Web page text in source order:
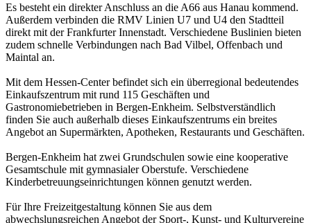
Es besteht ein direkter Anschluss an die A66 aus Hanau kommend.
Außerdem verbinden die RMV Linien U7 und U4 den Stadtteil
direkt mit der Frankfurter Innenstadt. Verschiedene Buslinien bieten
zudem schnelle Verbindungen nach Bad Vilbel, Offenbach und
Maintal an.
Mit dem Hessen-Center befindet sich ein überregional bedeutendes
Einkaufszentrum mit rund 115 Geschäften und
Gastronomiebetrieben in Bergen-Enkheim. Selbstverständlich
finden Sie auch außerhalb dieses Einkaufszentrums ein breites
Angebot an Supermärkten, Apotheken, Restaurants und Geschäften.
Bergen-Enkheim hat zwei Grundschulen sowie eine kooperative
Gesamtschule mit gymnasialer Oberstufe. Verschiedene
Kinderbetreuungseinrichtungen können genutzt werden.
Für Ihre Freizeitgestaltung können Sie aus dem
abwechslungsreichen Angebot der Sport-, Kunst- und Kulturvereine